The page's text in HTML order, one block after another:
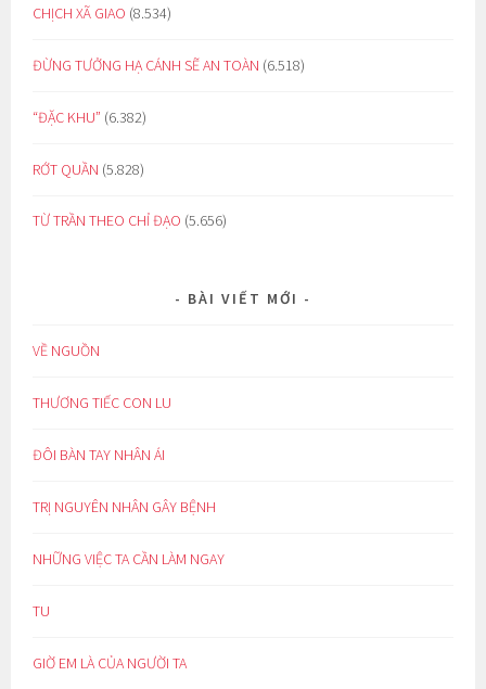
CHỊCH XÃ GIAO (8.534)
ĐỪNG TƯỞNG HẠ CÁNH SẼ AN TOÀN (6.518)
“ĐẶC KHU” (6.382)
RỚT QUẦN (5.828)
TỪ TRẦN THEO CHỈ ĐẠO (5.656)
BÀI VIẾT MỚI
VỀ NGUỒN
THƯƠNG TIẾC CON LU
ĐÔI BÀN TAY NHÂN ÁI
TRỊ NGUYÊN NHÂN GÂY BỆNH
NHỮNG VIỆC TA CẦN LÀM NGAY
TU
GIỜ EM LÀ CỦA NGƯỜI TA